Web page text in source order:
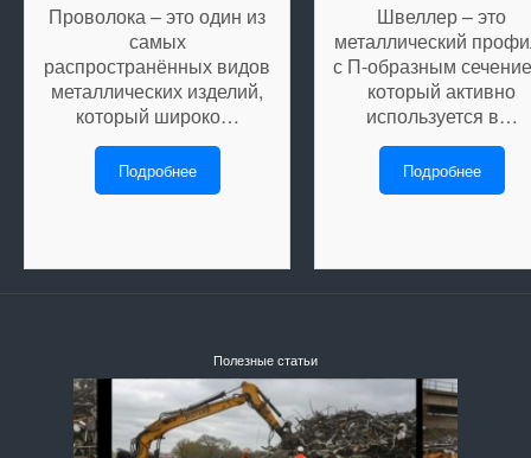
Проволока – это один из
самых
распространённых видов
металлических изделий,
который широко…
Подробнее
Швеллер – это
металлический
с П-образным
который активно
используется в…
Подробнее
Полезные статьи